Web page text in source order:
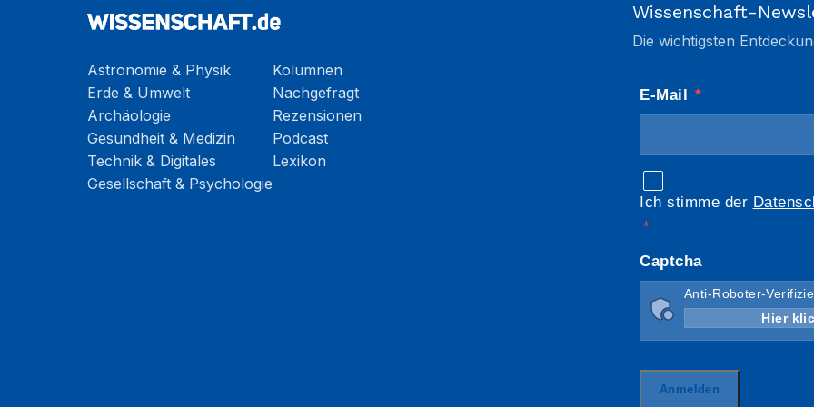
Astronomie & Physik
Erde & Umwelt
Archäologie
Gesundheit & Medizin
Technik & Digitales
Gesellschaft & Psychologie
Kolumnen
Nachgefragt
Rezensionen
Podcast
Lexikon
Wissenschaft-
Die wichtigsten